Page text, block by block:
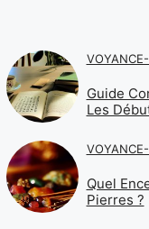
Guide
Les
Quel
Pierres ?